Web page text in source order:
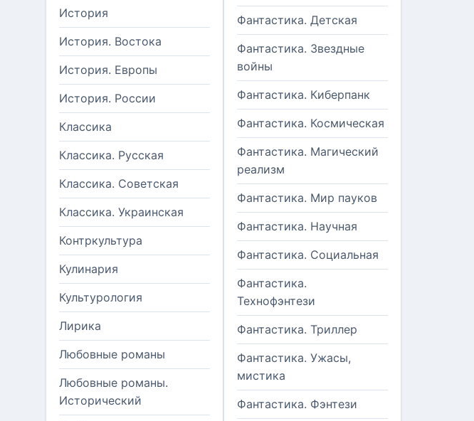
История
История. Востока
История. Европы
История. России
Классика
Классика. Русская
Классика. Советская
Классика. Украинская
Контркультура
Кулинария
Культурология
Лирика
Любовные романы
Любовные романы.
Исторический
Фантастика. Детская
Фантастика. Звездные
войны
Фантастика. Киберпанк
Фантастика. Космическая
Фантастика. Магический
реализм
Фантастика. Мир пауков
Фантастика. Научная
Фантастика. Социальная
Фантастика.
Технофэнтези
Фантастика. Триллер
Фантастика. Ужасы,
мистика
Фантастика. Фэнтези